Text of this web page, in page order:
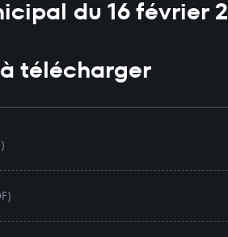
du 16 février
télécharger